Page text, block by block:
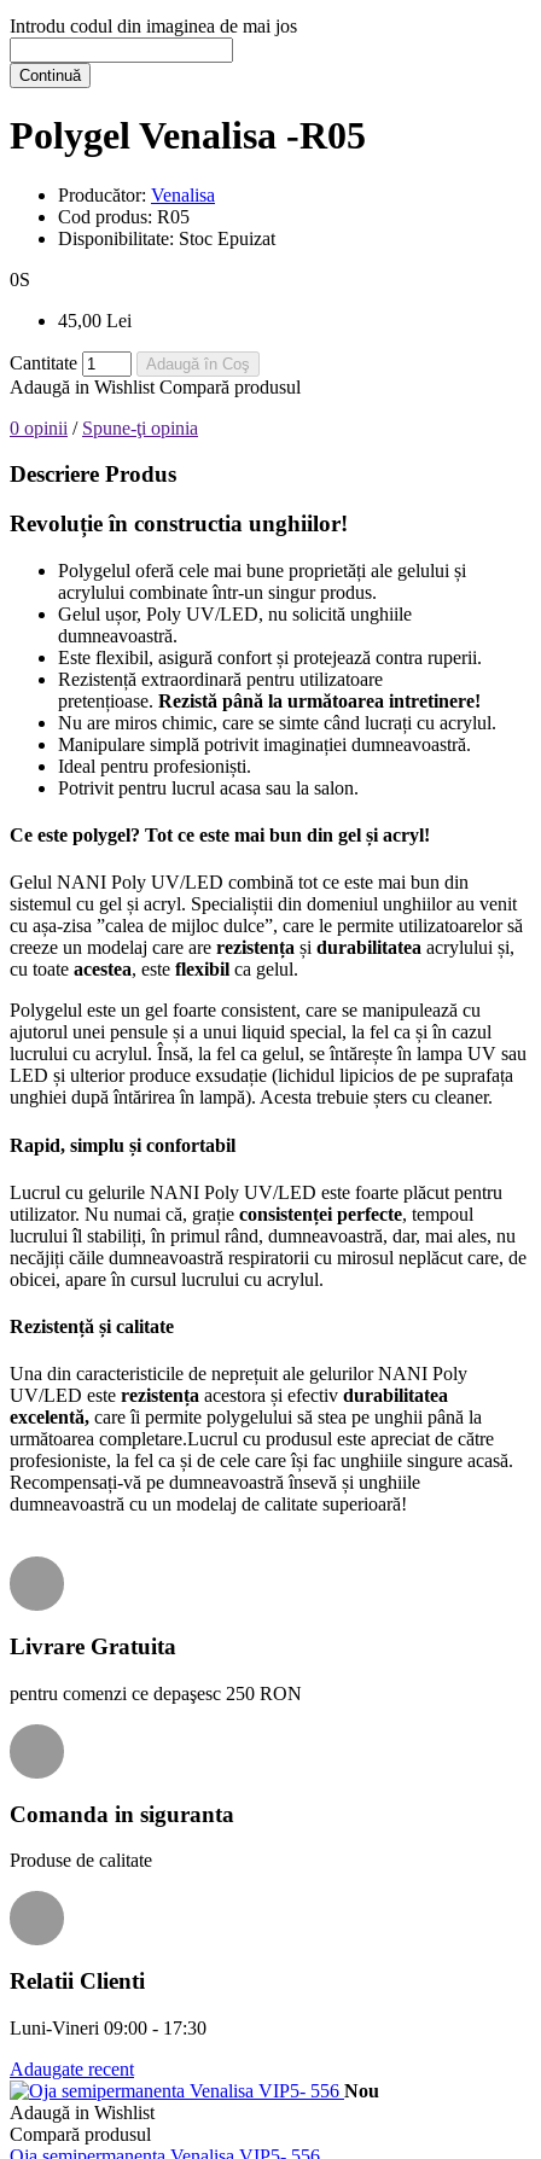
Introdu codul din imaginea de mai jos
Continuă
Polygel Venalisa -R05
Producător: Venalisa
Cod produs: R05
Disponibilitate: Stoc Epuizat
0S
45,00 Lei
Cantitate Adaugă în Coş
Adaugă in Wishlist Compară produsul
0 opinii / Spune-ţi opinia
Descriere Produs
Revoluție în constructia unghiilor!
Polygelul oferă cele mai bune proprietăți ale gelului și
acrylului combinate într-un singur produs.
Gelul ușor, Poly UV/LED, nu solicită unghiile
dumneavoastră.
Este flexibil, asigură confort și protejează contra ruperii.
Rezistență extraordinară pentru utilizatoare
pretențioase. Rezistă până la următoarea intretinere!
Nu are miros chimic, care se simte când lucrați cu acrylul.
Manipulare simplă potrivit imaginației dumneavoastră.
Ideal pentru profesioniști.
Potrivit pentru lucrul acasa sau la salon.
Ce este polygel? Tot ce este mai bun din gel și acryl!
Gelul NANI Poly UV/LED combină tot ce este mai bun din
sistemul cu gel și acryl. Specialiștii din domeniul unghiilor au venit
cu așa-zisa ”calea de mijloc dulce”, care le permite utilizatoarelor să
creeze un modelaj care are rezistența și durabilitatea acrylului și,
cu toate acestea, este flexibil ca gelul.
Polygelul este un gel foarte consistent, care se manipulează cu
ajutorul unei pensule și a unui liquid special, la fel ca și în cazul
lucrului cu acrylul. Însă, la fel ca gelul, se întărește în lampa UV sau
LED și ulterior produce exsudație (lichidul lipicios de pe suprafața
unghiei după întărirea în lampă). Acesta trebuie șters cu cleaner.
Rapid, simplu și confortabil
Lucrul cu gelurile NANI Poly UV/LED este foarte plăcut pentru
utilizator. Nu numai că, grație consistenței perfecte, tempoul
lucrului îl stabiliți, în primul rând, dumneavoastră, dar, mai ales, nu
necăjiți căile dumneavoastră respiratorii cu mirosul neplăcut care, de
obicei, apare în cursul lucrului cu acrylul.
Rezistență și calitate
Una din caracteristicile de neprețuit ale gelurilor NANI Poly
UV/LED este rezistența acestora și efectiv durabilitatea
excelentă, care îi permite polygelului să stea pe unghii până la
următoarea completare.Lucrul cu produsul este apreciat de către
profesioniste, la fel ca și de cele care își fac unghiile singure acasă.
Recompensați-vă pe dumneavoastră însevă și unghiile
dumneavoastră cu un modelaj de calitate superioară!
Livrare Gratuita
pentru comenzi ce depaşesc 250 RON
Comanda in siguranta
Produse de calitate
Relatii Clienti
Luni-Vineri 09:00 - 17:30
Adaugate recent
Nou
Adaugă in Wishlist
Compară produsul